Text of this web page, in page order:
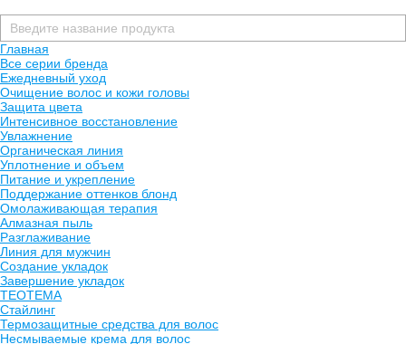
Главная
Все серии бренда
Ежедневный уход
Очищение волос и кожи головы
Защита цвета
Интенсивное восстановление
Увлажнение
Органическая линия
Уплотнение и объем
Питание и укрепление
Поддержание оттенков блонд
Омолаживающая терапия
Алмазная пыль
Разглаживание
Линия для мужчин
Создание укладок
Завершение укладок
TEOTEMA
Стайлинг
Термозащитные средства для волос
Несмываемые крема для волос